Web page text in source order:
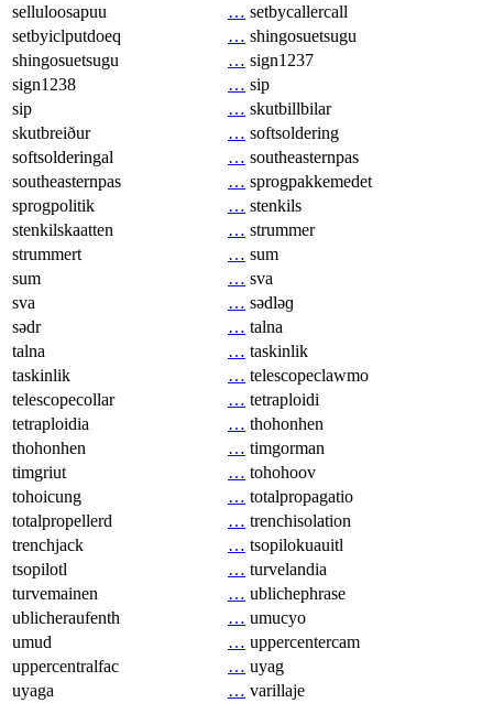
selluloosapuu
… setbycallercall
setbyiclputdoeq
… shingosuetsugu
shingosuetsugu
… sign1237
sign1238
… sip
sip
… skutbillbilar
skutbreiður
… softsoldering
softsolderingal
… southeasternpas
southeasternpas
… sprogpakkemedet
sprogpolitik
… stenkils
stenkilskaatten
… strummer
strummert
… sum
sum
… sva
sva
… sədləɡ
sədr
… talna
talna
… taskinlik
taskinlik
… telescopeclawmo
telescopecollar
… tetraploidi
tetraploidia
… thohonhen
thohonhen
… timgorman
timgriut
… tohohoov
tohoicung
… totalpropagatio
totalpropellerd
… trenchisolation
trenchjack
… tsopilokuauitl
tsopilotl
… turvelandia
turvemainen
… ublichephrase
ublicheraufenth
… umucyo
umud
… uppercentercam
uppercentralfac
… uyag
uyaga
… varillaje